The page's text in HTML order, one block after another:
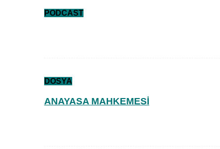
PODCAST
DOSYA
ANAYASA MAHKEMESİ